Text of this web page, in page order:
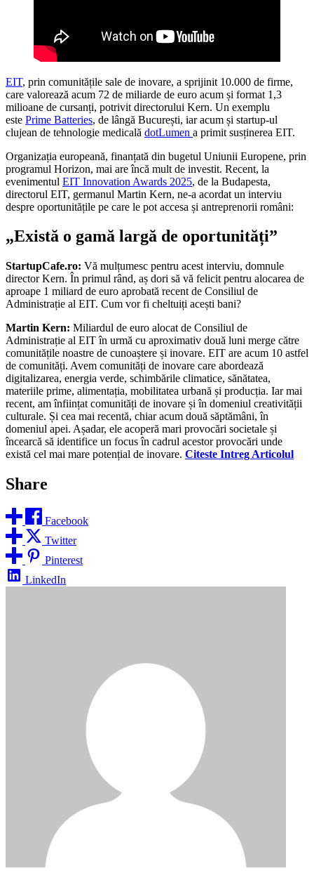
EIT, prin comunitățile sale de inovare, a sprijinit 10.000 de firme,
care valorează acum 72 de miliarde de euro acum și format 1,3
milioane de cursanți, potrivit directorului Kern. Un exemplu
este Prime Batteries, de lângă București, iar acum și startup-ul
clujean de tehnologie medicală dotLumen a primit susținerea EIT.
Organizația europeană, finanțată din bugetul Uniunii Europene, prin
programul Horizon, mai are încă mult de investit. Recent, la
evenimentul EIT Innovation Awards 2025, de la Budapesta,
directorul EIT, germanul Martin Kern, ne-a acordat un interviu
despre oportunitățile pe care le pot accesa și antreprenorii români:
„Există o gamă largă de oportunități”
StartupCafe.ro: Vă mulțumesc pentru acest interviu, domnule
director Kern. În primul rând, aș dori să vă felicit pentru alocarea de
aproape 1 miliard de euro aprobată recent de Consiliul de
Administrație al EIT. Cum vor fi cheltuiți acești bani?
Martin Kern: Miliardul de euro alocat de Consiliul de
Administrație al EIT în urmă cu aproximativ două luni merge către
comunitățile noastre de cunoaștere și inovare. EIT are acum 10 astfel
de comunități. Avem comunități de inovare care abordează
digitalizarea, energia verde, schimbările climatice, sănătatea,
materiile prime, alimentația, mobilitatea urbană și producția. Iar mai
recent, am înființat comunități de inovare și în domeniul creativității
culturale. Și cea mai recentă, chiar acum două săptămâni, în
domeniul apei. Așadar, ele acoperă mari provocări societale și
încearcă să identifice un focus în cadrul acestor provocări unde
există cel mai mare potențial de inovare. Citeste Intreg Articolul
Share
Facebook
Twitter
Pinterest
LinkedIn